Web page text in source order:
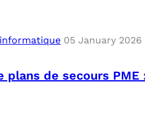
05 January 2026
plans de secours PME